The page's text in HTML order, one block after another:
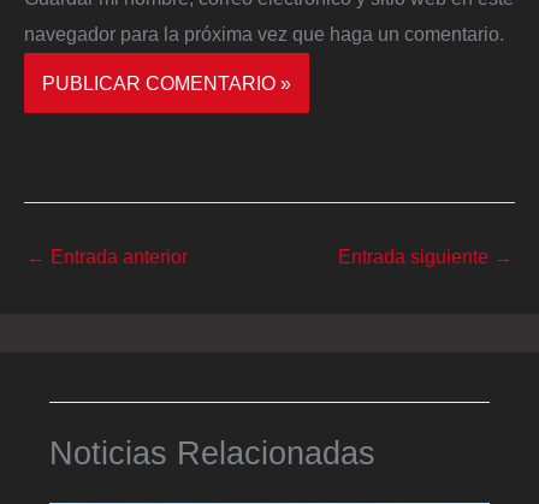
navegador para la próxima vez que haga un comentario.
← Entrada anterior Entrada siguiente →
Noticias Relacionadas